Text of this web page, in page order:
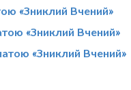
«Зниклий Вчений»
«Зниклий Вчений»
«Зниклий Вчений»